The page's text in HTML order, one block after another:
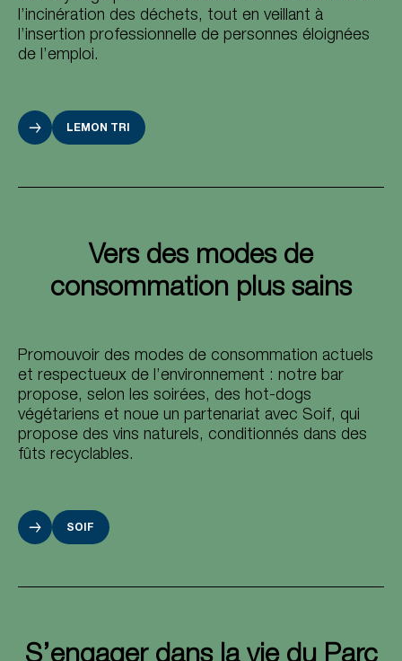
l’incinération des déchets, tout en veillant à
l’insertion professionnelle de personnes éloignées
de l’emploi.
LEMON TRI
Vers des modes de
consommation plus sains
Promouvoir des modes de consommation actuels
et respectueux de l’environnement : notre bar
propose, selon les soirées, des hot-dogs
végétariens et noue un partenariat avec Soif, qui
propose des vins naturels, conditionnés dans des
fûts recyclables.
SOIF